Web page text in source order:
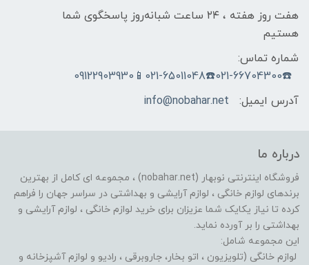
هفت روز هفته ، ۲۴ ساعت شبانه‌روز پاسخگوی شما
هستیم
شماره تماس:
☎️021-66704300☎️021-65011048📱09122903930
آدرس ایمیل:
info@nobahar.net
درباره ما
فروشگاه اینترنتی نوبهار (nobahar.net) ، مجموعه ای کامل از بهترین
برندهای لوازم خانگی ، لوازم آرایشی و بهداشتی در سراسر جهان را فراهم
کرده تا نیاز یکایک شما عزیزان برای خرید لوازم خانگی ، لوازم آرایشی و
بهداشتی را بر آورده نماید.
این مجموعه شامل:
لوازم خانگی (تلویزیون ، اتو بخار، جاروبرقی ، رادیو و لوازم آشپزخانه و